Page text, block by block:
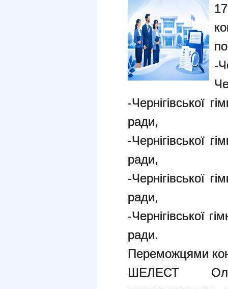
-
-Чернігівської
ради,
-Чернігівської
ради,
-Чернігівської
ради,
-Чернігівської
ради.
Переможцями
ШЕЛЕСТ